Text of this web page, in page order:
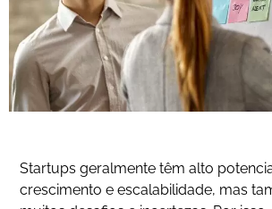
Startups geralmente têm alto
crescimento e escalabilidade, mas